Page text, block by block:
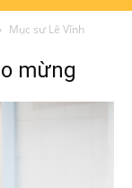
Mục sư Lê Vĩnh
mừng